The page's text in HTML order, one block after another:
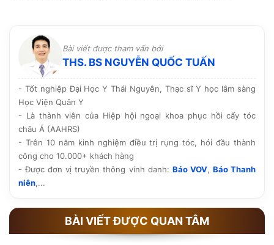
Bài viết được tham vấn bởi
THS. BS NGUYỄN QUỐC TUẤN
- Tốt nghiệp Đại Học Y Thái Nguyên, Thạc sĩ Y học lâm sàng
Học Viện Quân Y
- Là thành viên của Hiệp hội ngoại khoa phục hồi cấy tóc
châu Á (AAHRS)
- Trên 10 năm kinh nghiệm điều trị rụng tóc, hói đầu thành
công cho 10.000+ khách hàng
- Được đơn vị truyền thông vinh danh: Báo VOV, Báo Thanh
niên,...
BÀI VIẾT ĐƯỢC QUAN TÂM